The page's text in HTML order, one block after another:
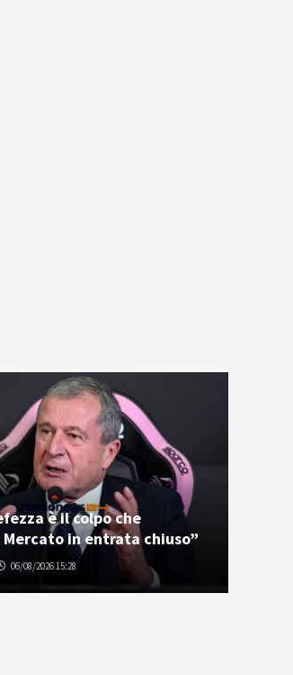
è il colpo che
in entrata chiuso”
06/08/2026 15:28